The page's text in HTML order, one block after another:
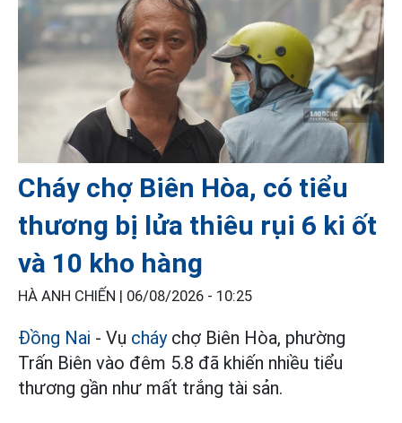
Cháy chợ Biên Hòa, có tiểu
thương bị lửa thiêu rụi 6 ki ốt
và 10 kho hàng
HÀ ANH CHIẾN | 06/08/2026 - 10:25
Đồng Nai - Vụ cháychợ Biên Hòa, phường
Trấn Biên vào đêm 5.8 đã khiến nhiều tiểu
thương gần như mất trắng tài sản.